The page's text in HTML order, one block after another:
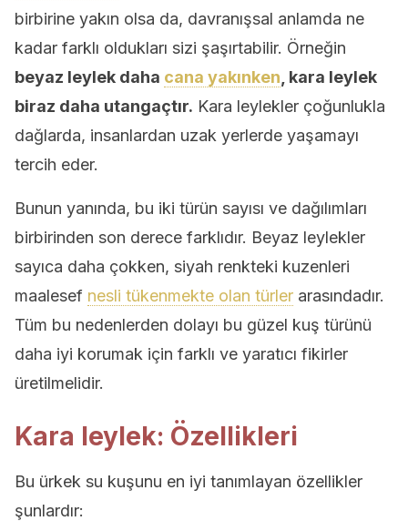
birbirine yakın olsa da, davranışsal anlamda ne
kadar farklı oldukları sizi şaşırtabilir. Örneğin
beyaz leylek daha cana yakınken , kara leylek
biraz daha utangaçtır. Kara leylekler çoğunlukla
dağlarda, insanlardan uzak yerlerde yaşamayı
tercih eder.
Bunun yanında, bu iki türün sayısı ve dağılımları
birbirinden son derece farklıdır. Beyaz leylekler
sayıca daha çokken, siyah renkteki kuzenleri
maalesef nesli tükenmekte olan türler arasındadır.
Tüm bu nedenlerden dolayı bu güzel kuş türünü
daha iyi korumak için farklı ve yaratıcı fikirler
üretilmelidir.
Kara leylek: Özellikleri
Bu ürkek su kuşunu en iyi tanımlayan özellikler
şunlardır: